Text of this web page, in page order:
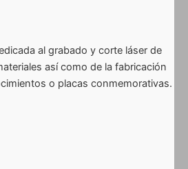
al grabado y corte láser de
así como de la fabricación
o placas conmemorativas.